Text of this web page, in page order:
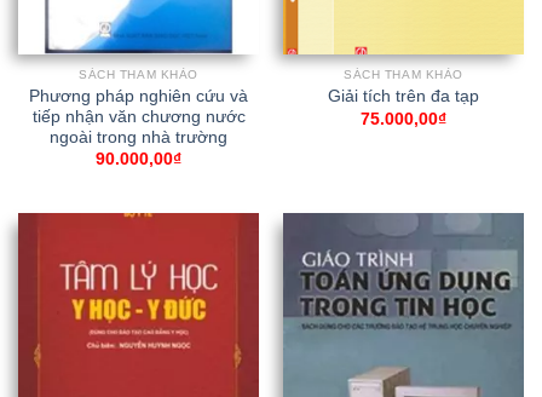
SÁCH THAM KHẢO
Phương pháp nghiên cứu và
tiếp nhận văn chương nước
ngoài trong nhà trường
90.000,00₫
SÁCH THAM KHẢO
Giải tích trên đa tạp
75.000,00₫